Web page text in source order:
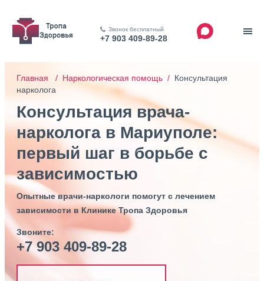
Звонок бесплатный
+7 903 409-89-28
Главная / Наркологическая помощь / Консультация
нарколога
Консультация врача-
нарколога в Мариуполе:
первый шаг в борьбе с
зависимостью
Опытные врачи-наркологи помогут с лечением
зависимости в Клинике Тропа Здоровья
Звоните:
+7 903 409-89-28